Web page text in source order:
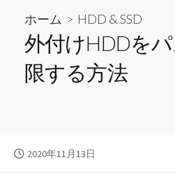
ホーム > HDD & SSD
外付けHDDを
限する方法
公
2020年11月13日